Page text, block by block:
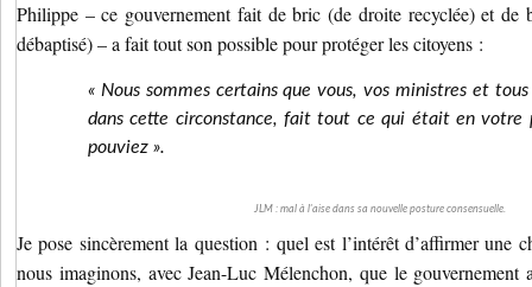
Philippe – ce gouvernement fait de bric (de droite recyclée) et de
débaptisé) – a fait tout son possible pour protéger les citoyens :
« Nous sommes certains que vous, vos ministres et
dans cette circonstance, fait tout ce qui était en votre
pouviez ».
JLM : mal à l'aise dans sa nouvelle posture consensuelle.
Je pose sincèrement la question : quel est l’intérêt d’affirmer une
nous imaginons, avec Jean-Luc Mélenchon, que le